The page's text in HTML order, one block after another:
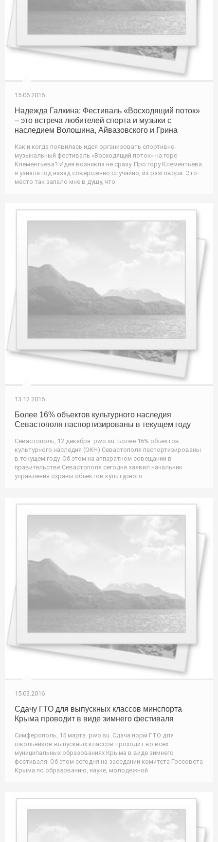
15.06.2016
Надежда Галкина: Фестиваль «Восходящий поток»
– это встреча любителей спорта и музыки с
наследием Волошина, Айвазовского и Грина
Как и когда появилась идея организовать спортивно-
музыкальный фестиваль «Восходящий поток» на горе
Клементьева? Идея возникла не сразу. Про гору Клементьева
я узнала год назад совершенно случайно, из разговора. Это
место так запало мне в душу, что
13.12.2016
Более 16% объектов культурного наследия
Севастополя паспортизированы в текущем году
Севастополь, 12 декабря. pwo.su. Более 16% объектов
культурного наследия (ОКН) Севастополя паспортизированы
в текущем году. Об этом на аппаратном совещании в
правительстве Севастополя сегодня заявил начальник
управления охраны объектов культурного
15.03.2016
Сдачу ГТО для выпускных классов минспорта
Крыма проводит в виде зимнего фестиваля
Симферополь, 15 марта. pwo.su. Сдача норм ГТО для
школьников выпускных классов проходит во всех
муниципальных образованиях Крыма в виде зимнего
фестиваля. Об этом сегодня на заседании комитета Госсовета
Крыма по образованию, науке, молодежной